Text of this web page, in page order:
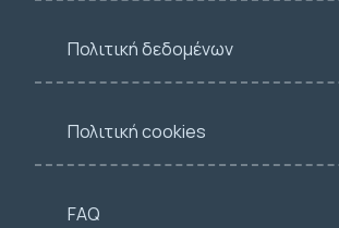
Πολιτική δεδομένων
Πολιτική cookies
FAQ